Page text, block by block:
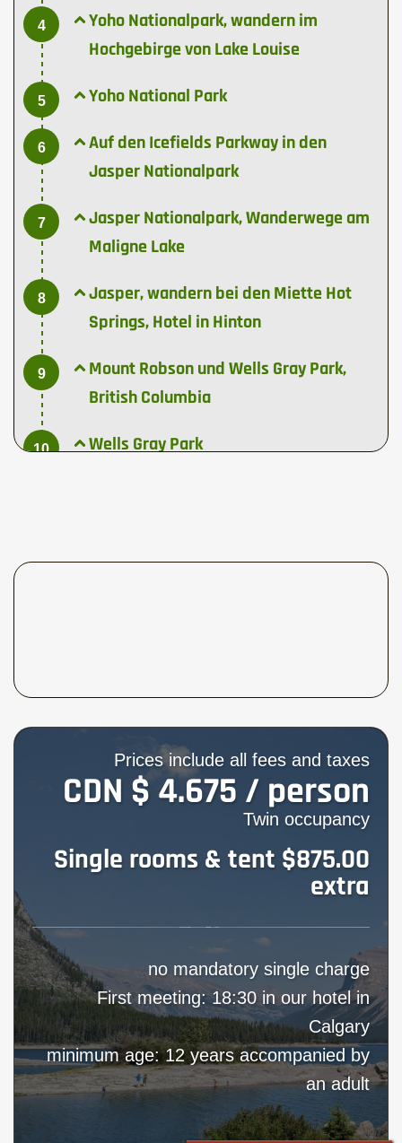
4
Yoho Nationalpark, wandern im
Hochgebirge von Lake Louise
5 Yoho National Park
6
Auf den Icefields Parkway in den
Jasper Nationalpark
7
Jasper Nationalpark, Wanderwege am
Maligne Lake
8
Jasper, wandern bei den Miette Hot
Springs, Hotel in Hinton
9
Mount Robson und Wells Gray Park,
British Columbia
10 Wells Gray Park
Sooke, Wanderung auf Vancouver
Island
Sooke, Tageswanderung
Via Botanical Beach nach Parksville
Park
19
Tofino, Kajaktrip und eine Nacht auf
Vargas Island
20
Tofino / Ucluelet, Pacific Rim
Nationalpark
Fähre nach Vancouver, Hotel
Prices include all fees and taxes
CDN $ 4.675 / person
Twin occupancy
Single rooms & tent $875.00
extra
no mandatory single charge
First meeting: 18:30 in our hotel in
Calgary
minimum age: 12 years accompanied by
an adult